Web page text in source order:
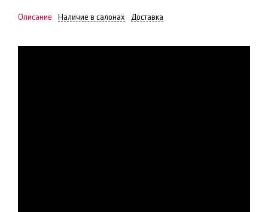
Описание Наличие в салонах Доставка